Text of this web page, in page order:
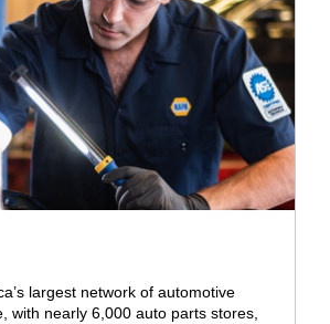
largest network of automotive
with nearly 6,000 auto parts stores,